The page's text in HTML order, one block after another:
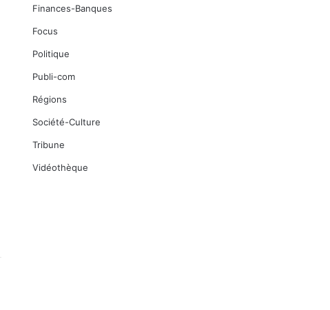
Finances-Banques
Focus
Politique
Publi-com
Régions
Société-Culture
Tribune
Vidéothèque